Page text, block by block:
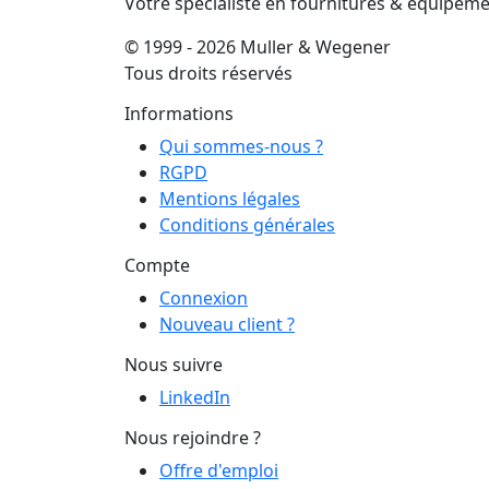
© 1999 - 2026 Muller & Wegener
Tous droits réservés
Informations
Qui sommes-nous ?
RGPD
Mentions légales
Conditions générales
Compte
Connexion
Nouveau client ?
Nous suivre
LinkedIn
Nous rejoindre ?
Offre d'emploi